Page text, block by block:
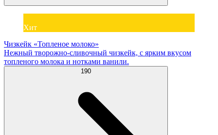
Хит
Чизкейк «Топленое молоко»
Нежный творожно-сливочный чизкейк, с ярким вкусом
топленого молока и нотками ванили.
190